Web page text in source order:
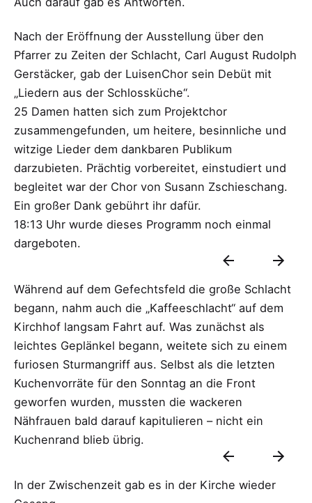
Nach der Eröffnung der Ausstellung über den
Pfarrer zu Zeiten der Schlacht, Carl August Rudolph
Gerstäcker, gab der LuisenChor sein Debüt mit
„Liedern aus der Schlossküche“.
25 Damen hatten sich zum Projektchor
zusammengefunden, um heitere, besinnliche und
witzige Lieder dem dankbaren Publikum
darzubieten. Prächtig vorbereitet, einstudiert und
begleitet war der Chor von Susann Zschieschang.
Ein großer Dank gebührt ihr dafür.
18:13 Uhr wurde dieses Programm noch einmal
dargeboten.
Während auf dem Gefechtsfeld die große Schlacht
begann, nahm auch die „Kaffeeschlacht“ auf dem
Kirchhof langsam Fahrt auf. Was zunächst als
leichtes Geplänkel begann, weitete sich zu einem
furiosen Sturmangriff aus. Selbst als die letzten
Kuchenvorräte für den Sonntag an die Front
geworfen wurden, mussten die wackeren
Nähfrauen bald darauf kapitulieren – nicht ein
Kuchenrand blieb übrig.
In der Zwischenzeit gab es in der Kirche wieder